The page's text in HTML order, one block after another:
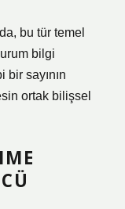
bu tür temel
bilgi
sayının
ortak bilişsel